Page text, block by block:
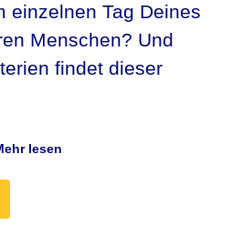
einzelnen Tag Deines
Menschen? Und
findet dieser
lesen